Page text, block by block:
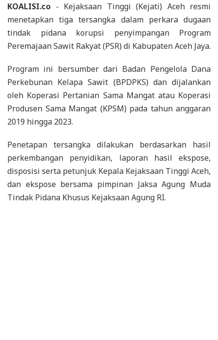
KOALISI.co - Kejaksaan Tinggi (Kejati) Aceh resmi
menetapkan tiga tersangka dalam perkara dugaan
tindak pidana korupsi penyimpangan Program
Peremajaan Sawit Rakyat (PSR) di Kabupaten Aceh Jaya.
Program ini bersumber dari Badan Pengelola Dana
Perkebunan Kelapa Sawit (BPDPKS) dan dijalankan
oleh Koperasi Pertanian Sama Mangat atau Koperasi
Produsen Sama Mangat (KPSM) pada tahun anggaran
2019 hingga 2023.
Penetapan tersangka dilakukan berdasarkan hasil
perkembangan penyidikan, laporan hasil ekspose,
disposisi serta petunjuk Kepala Kejaksaan Tinggi Aceh,
dan ekspose bersama pimpinan Jaksa Agung Muda
Tindak Pidana Khusus Kejaksaan Agung RI.